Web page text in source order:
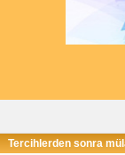
Tercihlerden sonra